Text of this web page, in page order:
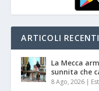
ARTICOLI RECENTI
La Mecca
sunnita che
8 Ago, 2026 |